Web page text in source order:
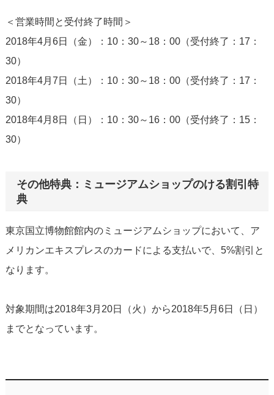
＜営業時間と受付終了時間＞
2018年4月6日（金）：10：30～18：00（受付終了：17：
30）
2018年4月7日（土）：10：30～18：00（受付終了：17：
30）
2018年4月8日（日）：10：30～16：00（受付終了：15：
30）
その他特典：ミュージアムショップのける割引特
典
東京国立博物館館内のミュージアムショップにおいて、ア
メリカンエキスプレスのカードによる支払いで、5%割引と
なります。
対象期間は2018年3月20日（火）から2018年5月6日（日）
までとなっています。